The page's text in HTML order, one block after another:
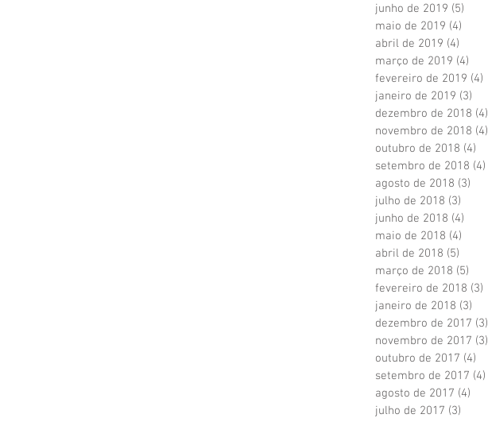
junho de 2019 (5)
maio de 2019 (4)
abril de 2019 (4)
março de 2019 (4)
fevereiro de 2019 (4)
janeiro de 2019 (3)
dezembro de 2018 (4)
novembro de 2018 (4)
outubro de 2018 (4)
setembro de 2018 (4)
agosto de 2018 (3)
julho de 2018 (3)
junho de 2018 (4)
maio de 2018 (4)
abril de 2018 (5)
março de 2018 (5)
fevereiro de 2018 (3)
janeiro de 2018 (3)
dezembro de 2017 (3)
novembro de 2017 (3)
outubro de 2017 (4)
setembro de 2017 (4)
agosto de 2017 (4)
julho de 2017 (3)